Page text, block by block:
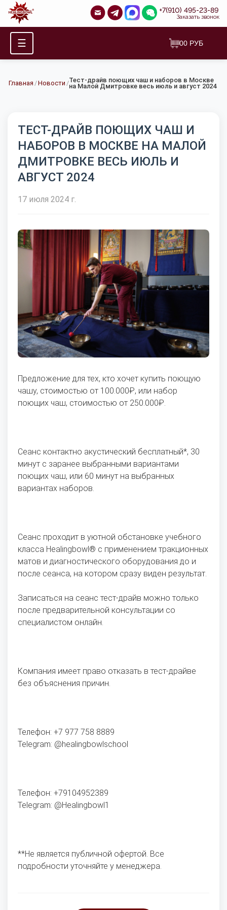
+7(910) 495-23-89
Заказать звонок
☰ 00 РУБ
Главная /Новости /Тест-драйв поющих чаш и наборов в Москве
на Малой Дмитровке весь июль и август 2024
ТЕСТ-ДРАЙВ ПОЮЩИХ ЧАШ И
НАБОРОВ В МОСКВЕ НА МАЛОЙ
ДМИТРОВКЕ ВЕСЬ ИЮЛЬ И
АВГУСТ 2024
17 июля 2024 г.
Предложение для тех, кто хочет купить поющую
чашу, стоимостью от 100.000₽, или набор
поющих чаш, стоимостью от 250.000₽.
Сеанс контактно акустический бесплатный*, 30
минут с заранее выбранными вариантами
поющих чаш, или 60 минут на выбранных
вариантах наборов.
Сеанс проходит в уютной обстановке учебного
класса Healingbowl® с применением тракционных
матов и диагностического оборудования до и
после сеанса, на котором сразу виден результат.
Записаться на сеанс тест-драйв можно только
после предварительной консультации со
специалистом онлайн.
Компания имеет право отказать в тест-драйве
без объяснения причин.
Телефон: +7 977 758 8889
Telegram: @healingbowlschool
Телефон: +79104952389
Telegram: @Healingbowl1
**Не является публичной офертой. Все
подробности уточняйте у менеджера.